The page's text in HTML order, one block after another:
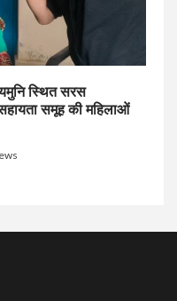
स्थित सरस
समूह की महिलाओं